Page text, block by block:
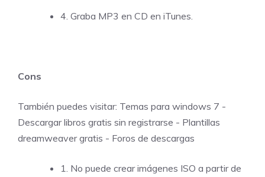
4. Graba MP3 en CD en iTunes.
Cons
También puedes visitar: Temas para windows 7 -
Descargar libros gratis sin registrarse - Plantillas
dreamweaver gratis - Foros de descargas
1. No puede crear imágenes ISO a partir de